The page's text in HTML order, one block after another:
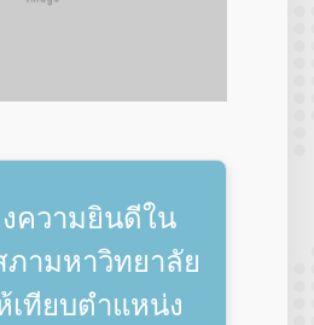
ความยินดีใน
ามหาวิทยาลัย
เทียบตำแหน่ง